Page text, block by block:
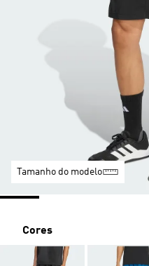
Tamanho do modelo
Cores